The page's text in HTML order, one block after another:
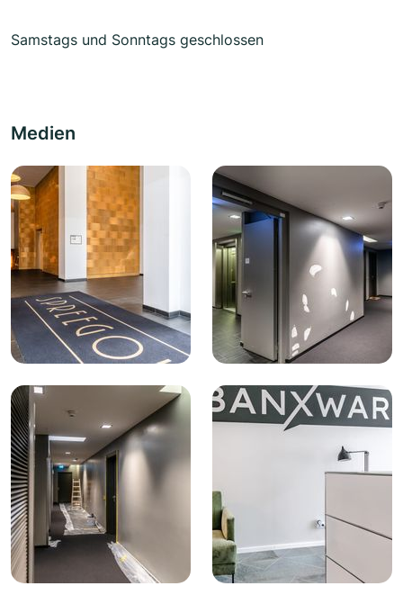
Samstags und Sonntags geschlossen
Medien